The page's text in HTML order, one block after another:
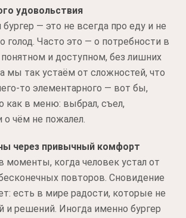
удовольствия
бургер — это не всегда про еду и не
голод. Часто это — о потребности в
и доступном, без лишних
мы так устаём от сложностей, что
то элементарного — вот бы,
как в меню: выбрал, съел,
о чём не пожалел.
через привычный комфорт
моменты, когда человек устал от
повторов. Сновидение
есть в мире радости, которые не
и решений. Иногда именно бургер